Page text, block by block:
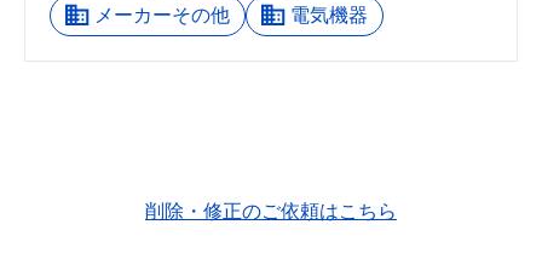
メーカーその他
電気機器
削除・修正のご依頼はこちら